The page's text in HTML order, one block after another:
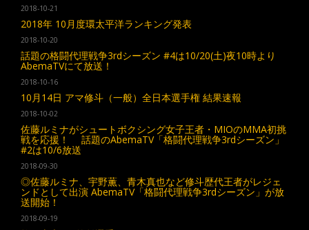
2018-10-21
2018年 10月度環太平洋ランキング発表
2018-10-20
話題の格闘代理戦争3rdシーズン #4は10/20(土)夜10時より
AbemaTVにて放送！
2018-10-16
10月14日 アマ修斗（一般）全日本選手権 結果速報
2018-10-02
佐藤ルミナがシュートボクシング女子王者・MIOのMMA初挑
戦を応援！ 話題のAbemaTV「格闘代理戦争3rdシーズン」
#2は10/6放送
2018-09-30
◎佐藤ルミナ、宇野薫、青木真也など修斗歴代王者がレジェ
ンドとして出演 AbemaTV「格闘代理戦争3rdシーズン」が放
送開始！
2018-09-19